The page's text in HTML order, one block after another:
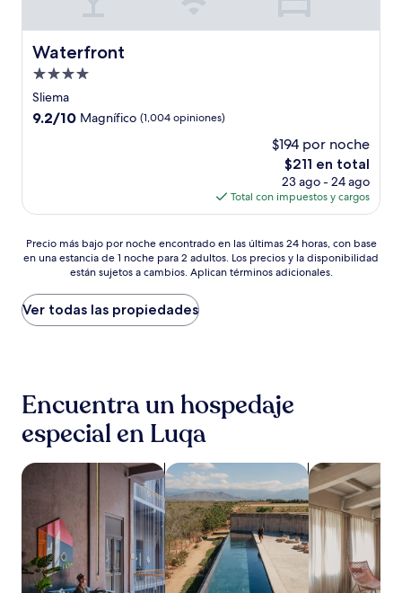
Waterfront
Waterfront
Propiedad
de
4.0
Sliema
9.2
9.2/10 Magnífico (1,004 opiniones)
$194 por noche
El
precio
actual
es
$211
$211 en total
23 ago - 24 ago
Total con impuestos y cargos
Precio
más
por
noche
encontrado
horas,
base
una
noche
para
2
adultos.
Precio más bajo por noche encontrado en las últimas 24 horas, con base
en una estancia de 1 noche para 2 adultos. Los precios y la disponibilidad
están sujetos a cambios. Aplican términos adicionales.
Ver todas las propiedades
Encuentra un hospedaje
especial en Luqa
Buscar propiedades que aceptan mascotas
Buscar propiedades con alberca
Buscar